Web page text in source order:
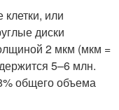
или
диски
2 мкм (мкм =
5–6 млн.
общего объема